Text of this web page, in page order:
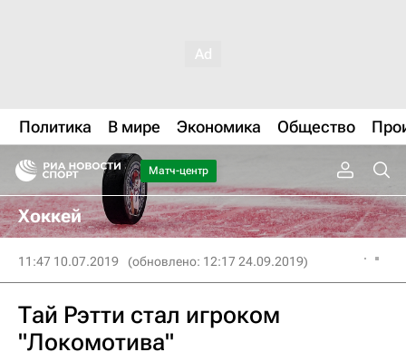
Политика В мире Экономика Общество
Матч-центр
Хоккей
11:47 10.07.2019 (обновлено: 12:17 24.09.2019)
Тай Рэтти стал игроком
"Локомотива"